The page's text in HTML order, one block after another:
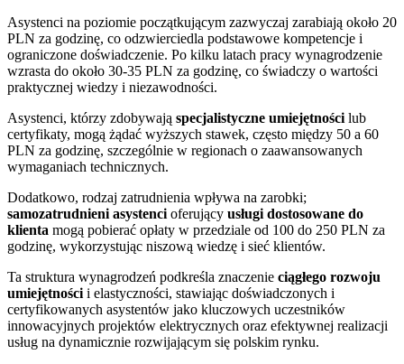
Asystenci na poziomie początkującym zazwyczaj zarabiają około 20
PLN za godzinę, co odzwierciedla podstawowe kompetencje i
ograniczone doświadczenie. Po kilku latach pracy wynagrodzenie
wzrasta do około 30-35 PLN za godzinę, co świadczy o wartości
praktycznej wiedzy i niezawodności.
Asystenci, którzy zdobywają specjalistyczne umiejętności lub
certyfikaty, mogą żądać wyższych stawek, często między 50 a 60
PLN za godzinę, szczególnie w regionach o zaawansowanych
wymaganiach technicznych.
Dodatkowo, rodzaj zatrudnienia wpływa na zarobki;
samozatrudnieni asystenci oferujący usługi dostosowane do
klienta mogą pobierać opłaty w przedziale od 100 do 250 PLN za
godzinę, wykorzystując niszową wiedzę i sieć klientów.
Ta struktura wynagrodzeń podkreśla znaczenie ciągłego rozwoju
umiejętności i elastyczności, stawiając doświadczonych i
certyfikowanych asystentów jako kluczowych uczestników
innowacyjnych projektów elektrycznych oraz efektywnej realizacji
usług na dynamicznie rozwijającym się polskim rynku.